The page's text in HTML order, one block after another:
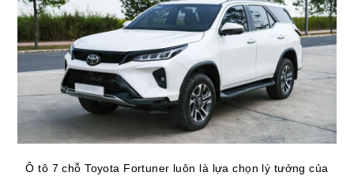
Ô tô 7 chỗ Toyota Fortuner luôn là lựa chọn lý tưởng của